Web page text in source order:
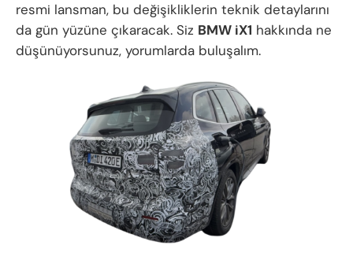
resmi lansman, bu değişikliklerin teknik detaylarını
da gün yüzüne çıkaracak. Siz BMW iX1 hakkında ne
düşünüyorsunuz, yorumlarda buluşalım.